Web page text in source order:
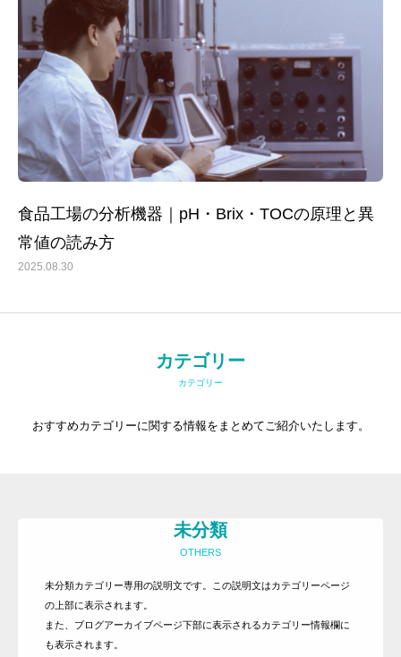
食品工場の分析機器｜pH・Brix・TOCの原理と異
常値の読み方
2025.08.30
カテゴリー
カテゴリー
おすすめカテゴリーに関する情報をまとめてご紹介いたします。
未分類
OTHERS
未分類カテゴリー専用の説明文です。この説明文はカテゴリーページ
の上部に表示されます。
また、ブログアーカイブページ下部に表示されるカテゴリー情報欄に
も表示されます。
お客様の声
ライブラリー
プライバシーポリシー
お問い合わせ
その他のサービス